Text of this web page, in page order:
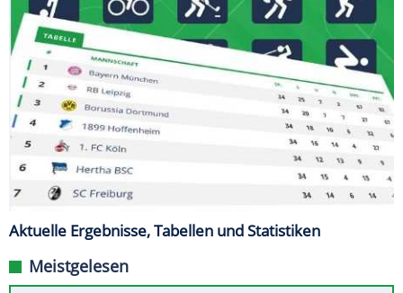
Aktuelle Ergebnisse, Tabellen und Statistiken
Meistgelesen